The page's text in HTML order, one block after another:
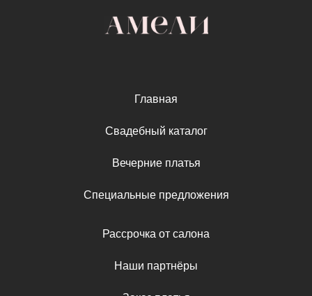
Главная
Свадебный каталог
Вечерние платья
Специальные предложения
Рассрочка от салона
Наши партнёры